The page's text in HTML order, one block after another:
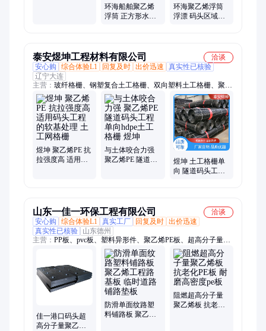
环海船舶聚乙烯
浮筒 正方形水上
环海聚乙烯浮筒
浮漂 码头区域航
泰安煜坤工程材料有限公司
洽谈
安心购
综合体验L1 回复及时 出价迅速
真实性已核验
辽宁大连
主营： 玻纤格栅、钢塑复合土工格栅、双向塑料土工格栅、聚乙
烯、单向塑料土工格栅、涤纶经编土工格栅、纤塑格栅、土工格
室、土工布、毛细排水管、毛细排水板、排水板、塑料盲沟、软
式透水管、抗裂贴、贴缝带、硬式透水管、PP焊接土工格栅、土
工膜、生态袋、膨润土防水毯、水土保护毯、蓄排水板、三维植
被网、钢塑复合拉筋带
煜坤 聚乙烯PE 抗
拉强度高 适用码
与土体咬合力强
聚乙烯PE 隧道码
煜坤 土工格栅单
向 隧道码头工程
山东一佳一环保工程有限公司
洽谈
安心购
综合体验L1 真实工厂 回复及时 出价迅速
真实性已核验
山东德州
主营： PP板、pvc板、塑料异形件、聚乙烯PE板、超高分子量聚
乙烯板、聚丙烯pp鱼池、环保pe板、煤仓耐磨、车厢衬板、U型
水槽、车厢滑板、护舷面板、焊接pp水箱、支腿垫板、仿真冰
板、吸水箱面板、导轨链条、塑料铺路板、塑料焊接制品、
UHMWPE板、路基板、耐酸碱PP接水盘、实验室耐酸碱托盘、
PE水箱、养殖水箱
佳一港口码头超
高分子量聚乙烯
防滑单面纹路塑
料铺路板 聚乙烯
阻燃超高分子量
聚乙烯板 抗老化